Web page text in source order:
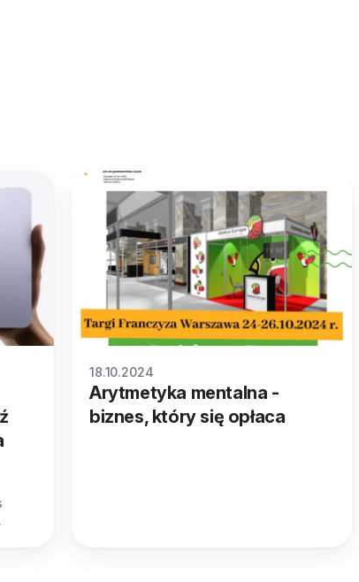
18.10.2024
Arytmetyka mentalna -
biznes, który się opłaca